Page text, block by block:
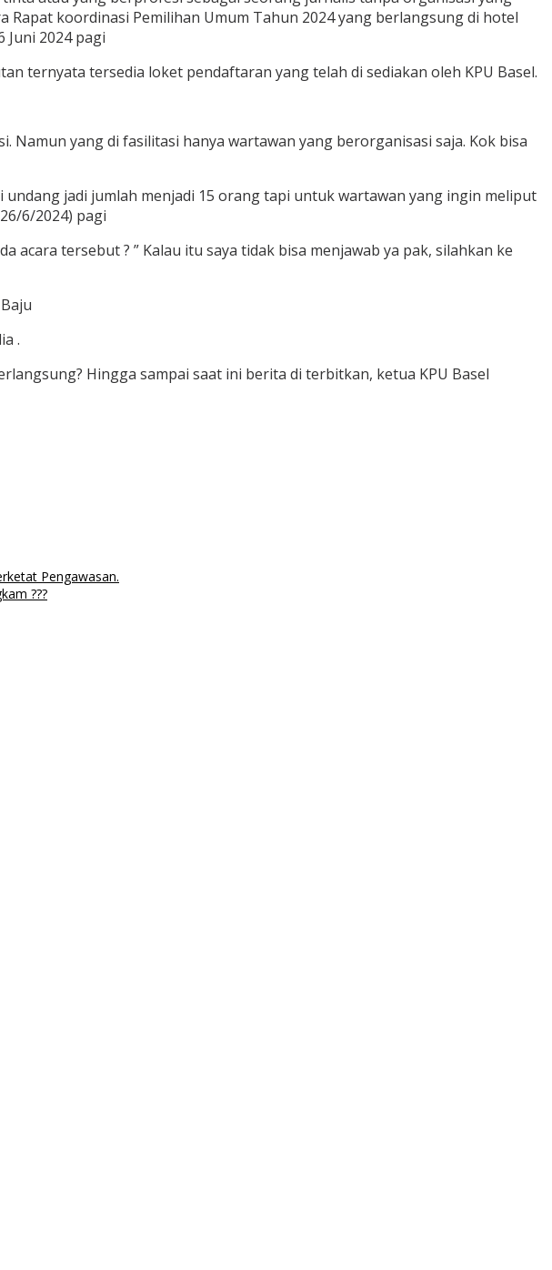
koordinasi Pemilihan Umum Tahun 2024 yang berlangsung di hotel
Juni 2024 pagi
ternyata tersedia loket pendaftaran yang telah di sediakan oleh KPU Basel.
Namun yang di fasilitasi hanya wartawan yang berorganisasi saja. Kok bisa
undang jadi jumlah menjadi 15 orang tapi untuk wartawan yang ingin meliput
6/2024) pagi
tersebut ? ” Kalau itu saya tidak bisa menjawab ya pak, silahkan ke
.
Hingga sampai saat ini berita di terbitkan, ketua KPU Basel
Pengawasan.
???